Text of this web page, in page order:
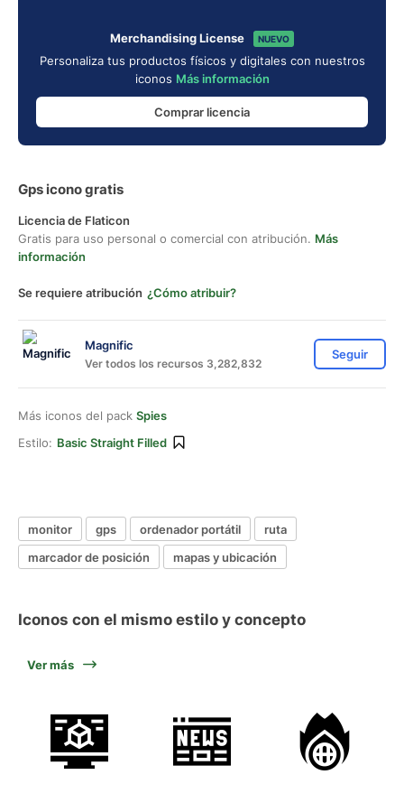
Merchandising License NUEVO
Personaliza tus productos físicos y digitales con nuestros
iconos Más información
Comprar licencia
Gps icono gratis
Licencia de Flaticon
Gratis para uso personal o comercial con atribución. Más
información
Se requiere atribución ¿Cómo atribuir?
Magnific
Ver todos los recursos 3,282,832
Seguir
Más iconos del pack Spies
Estilo: Basic Straight Filled
monitor gps ordenador portátil
ruta
marcador de posición
mapas y ubicación
Iconos con el mismo estilo y concepto
Ver más